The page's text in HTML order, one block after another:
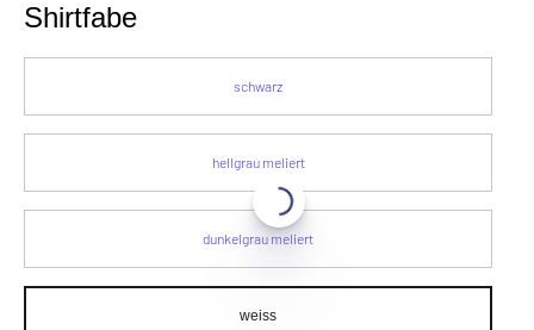
Shirtfabe
schwarz
hellgrau meliert
dunkelgrau meliert
weiss